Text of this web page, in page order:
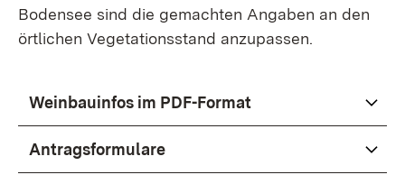
Bodensee sind die gemachten Angaben an den
örtlichen Vegetationsstand anzupassen.
Weinbauinfos im PDF-Format
Antragsformulare